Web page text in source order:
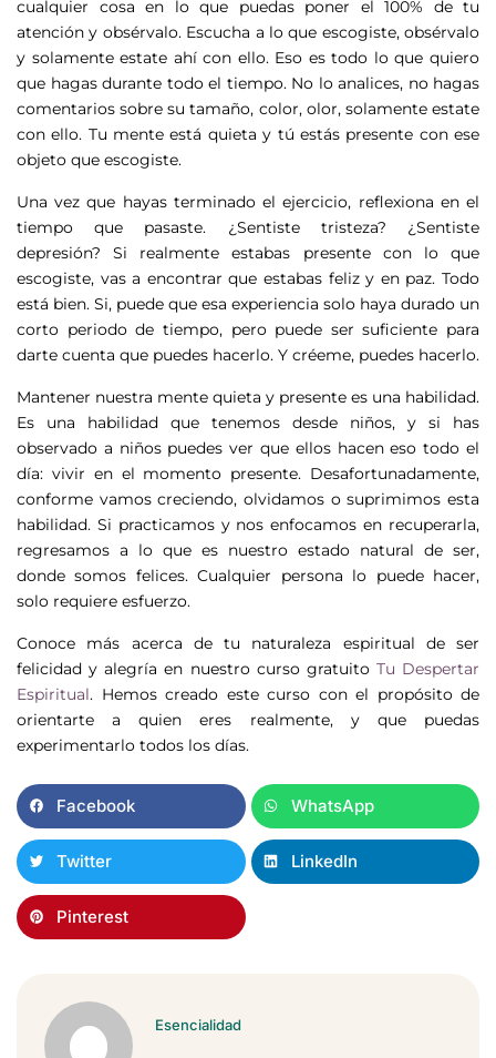
cualquier cosa en lo que puedas poner el 100% de tu
atención y obsérvalo. Escucha a lo que escogiste, obsérvalo
y solamente estate ahí con ello. Eso es todo lo que quiero
que hagas durante todo el tiempo. No lo analices, no hagas
comentarios sobre su tamaño, color, olor, solamente estate
con ello. Tu mente está quieta y tú estás presente con ese
objeto que escogiste.
Una vez que hayas terminado el ejercicio, reflexiona en el
tiempo que pasaste. ¿Sentiste tristeza? ¿Sentiste
depresión? Si realmente estabas presente con lo que
escogiste, vas a encontrar que estabas feliz y en paz. Todo
está bien. Si, puede que esa experiencia solo haya durado un
corto periodo de tiempo, pero puede ser suficiente para
darte cuenta que puedes hacerlo. Y créeme, puedes hacerlo.
Mantener nuestra mente quieta y presente es una habilidad.
Es una habilidad que tenemos desde niños, y si has
observado a niños puedes ver que ellos hacen eso todo el
día: vivir en el momento presente. Desafortunadamente,
conforme vamos creciendo, olvidamos o suprimimos esta
habilidad. Si practicamos y nos enfocamos en recuperarla,
regresamos a lo que es nuestro estado natural de ser,
donde somos felices. Cualquier persona lo puede hacer,
solo requiere esfuerzo.
Conoce más acerca de tu naturaleza espiritual de ser
felicidad y alegría en nuestro curso gratuito Tu Despertar
Espiritual. Hemos creado este curso con el propósito de
orientarte a quien eres realmente, y que puedas
experimentarlo todos los días.
Facebook WhatsApp
Twitter LinkedIn
Pinterest
Esencialidad